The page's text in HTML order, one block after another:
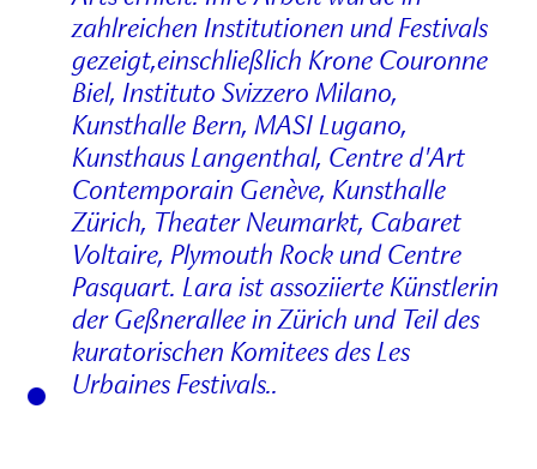
zahlreichen Institutionen und Festivals
gezeigt,einschließlich Krone Couronne
Biel, Instituto Svizzero Milano,
Kunsthalle Bern, MASI Lugano,
Kunsthaus Langenthal, Centre d'Art
Contemporain Genève, Kunsthalle
Zürich, Theater Neumarkt, Cabaret
Voltaire, Plymouth Rock und Centre
Pasquart. Lara ist assoziierte Künstlerin
der Geßnerallee in Zürich und Teil des
kuratorischen Komitees des Les
Urbaines Festivals..